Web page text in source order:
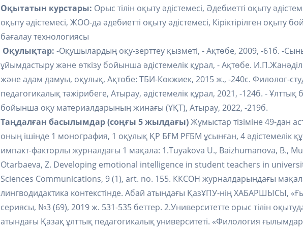
Оқытатын курстары: Орыс тілін оқыту әдістемесі, Әдебиетті оқыту
оқыту әдістемесі, ЖОО-да әдебиетті оқыту әдістемесі, Кіріктірілген
бағалау технологиясы
Оқулықтар: -Оқушылардың оқу-зерттеу қызметі, - Ақтөбе, 2009, -61б. -
ұйымдастыру және өткізу бойынша әдістемелік құрал, - Ақтөбе.
және адам дамуы, оқулық, Ақтөбе: ТБИ-Көкжиек, 2015 ж., -240с. Филолог-
педагогикалық тәжірибеге, Атырау, әдістемелік құрал, 2021, -124б. - Ұлттық
бойынша оқу материалдарының жинағы (ҰҚТ), Атырау, 2022, -219б.
Таңдалған басылымдар (соңғы 5 жылдағы)Жұмыстар тізіміне 49-дан
оның ішінде 1 монография, 1 оқулық ҚР БҒМ РҒБМ ұсынған, 4 әдістемелік
импакт-факторлы журналдағы 1 мақала: 1.Tuyakova U., Baizhumanova, B.,
Otarbaeva, Z. Developing emotional intelligence in student teachers in
Sciences Communications, 9 (1), art. no. 155. ККСОН журналдарындағы
лингводидактика контекстінде. Абай атындағы ҚазҰПУ-нің ХАБАРШЫСЫ,
сериясы, №3 (69), 2019 ж. 531-535 беттер. 2.Университетте орыс тілін
атындағы Қазақ ұлттық педагогикалық университеті. «Филология